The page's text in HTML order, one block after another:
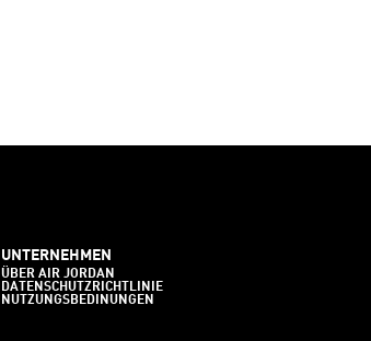
UNTERNEHMEN
ÜBER AIR JORDAN
DATENSCHUTZRICHTLINIE
NUTZUNGSBEDINUNGEN